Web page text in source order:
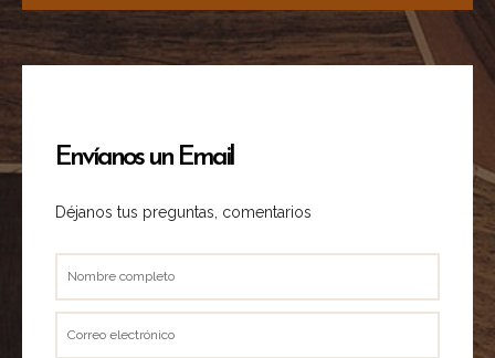
Envíanos un Email
Déjanos tus preguntas, comentarios